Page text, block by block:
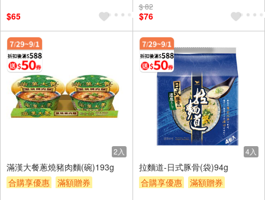
$65
$ 82
$76
2入
滿漢大餐蔥燒豬肉麵(碗)193g
合購享優惠
滿額贈券
4入
拉麵道-日式豚骨(袋)94g
合購享優惠
滿額贈券